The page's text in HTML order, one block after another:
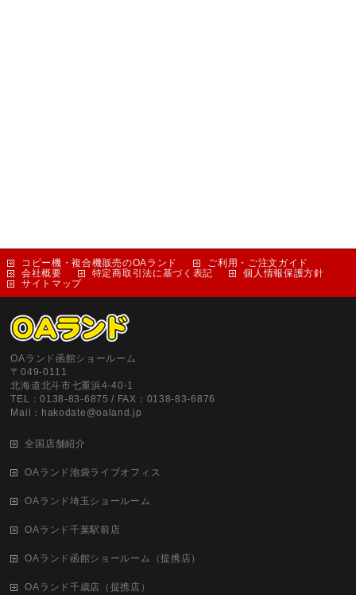
コピー機・複合機販売のOAランド
ご利用・ご注文ガイド
会社概要
特定商取引法に基づく表記
個人情報保護方針
サイトマップ
OAランド函館ショールーム
〒049-0111
北海道北斗市七重浜4-40-1
TEL：0138-83-6875 / FAX：0138-83-6876
Mail：hakodate@oaland.jp
全国店舗紹介
OAランド池袋ライブオフィス
OAランド埼玉ショールーム
OAランド千葉駅前店
OAランド函館ショールーム（提携店）
OAランド千歳店（提携店）